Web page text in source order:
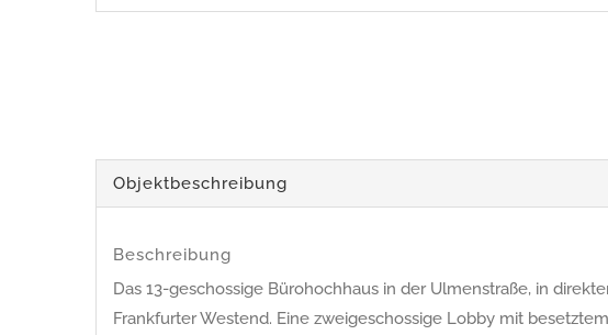
Objekt­beschreibung
Beschreibung
Das 13-geschossige Bürohochhaus in der Ulmenstraße, in
Frankfurter Westend. Eine zweigeschossige Lobby mit